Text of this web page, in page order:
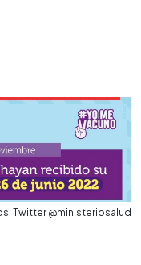
Twitter @ministeriosalud